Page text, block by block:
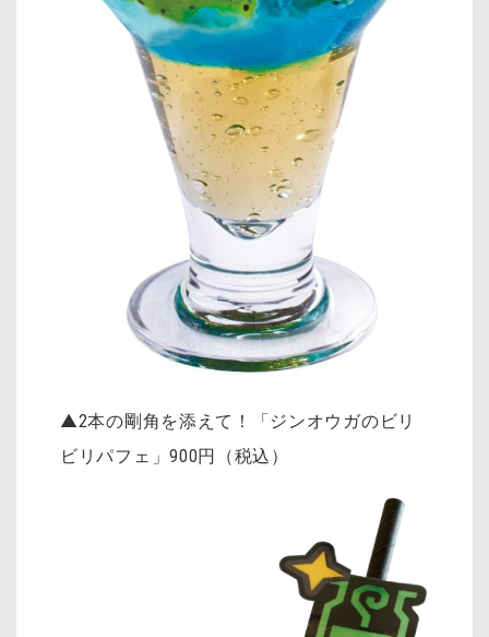
▲2本の剛角を添えて！「ジンオウガのビリ
ビリパフェ」900円（税込）